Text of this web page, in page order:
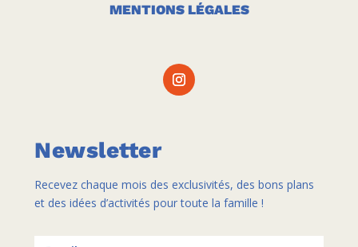
MENTIONS LÉGALES
Newsletter
Recevez chaque mois des exclusivités, des bons plans
et des idées d’activités pour toute la famille !